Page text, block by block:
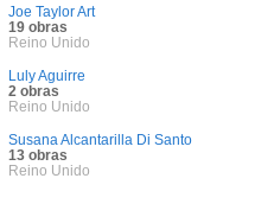
Joe Taylor Art
19 obras
Reino Unido
Luly Aguirre
2 obras
Reino Unido
Susana Alcantarilla Di Santo
13 obras
Reino Unido